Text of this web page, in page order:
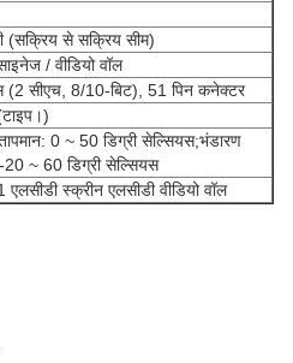
(सक्रिय से सक्रिय सीम)
/ वीडियो वॉल
(2 सीएच, 8/10-बिट), 51 पिन कनेक्टर
0 ~ 50 डिग्री सेल्सियस;भंडारण
20 ~ 60 डिग्री सेल्सियस
स्क्रीन एलसीडी वीडियो वॉल